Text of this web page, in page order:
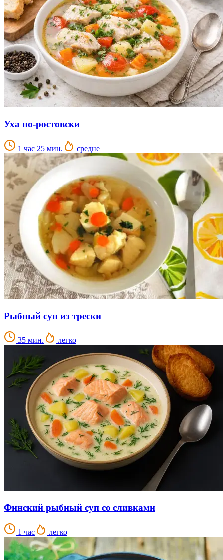
Уха по-ростовски
1 час 25 мин. средне
Рыбный суп из трески
35 мин. легко
Финский рыбный суп со сливками
1 час легко